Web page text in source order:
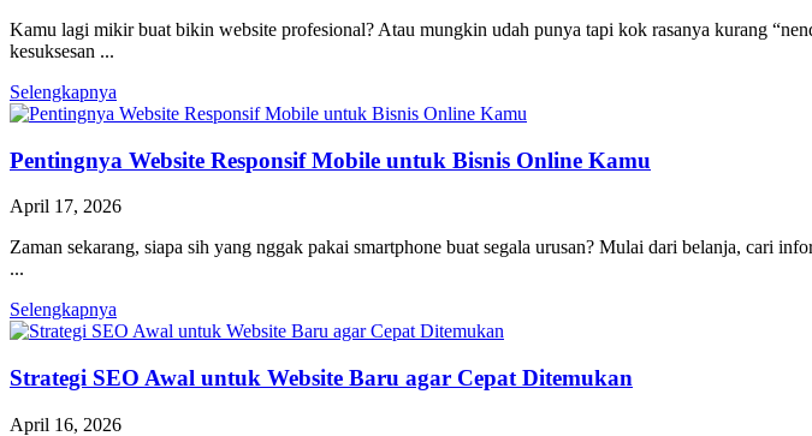
Kamu lagi mikir buat bikin website profesional? Atau mungkin udah punya tapi kok rasanya kurang
kesuksesan ...
Selengkapnya
Pentingnya Website Responsif Mobile untuk Bisnis Online Kamu
April 17, 2026
Zaman sekarang, siapa sih yang nggak pakai smartphone buat segala urusan? Mulai dari belanja, cari
...
Selengkapnya
Strategi SEO Awal untuk Website Baru agar Cepat Ditemukan
April 16, 2026